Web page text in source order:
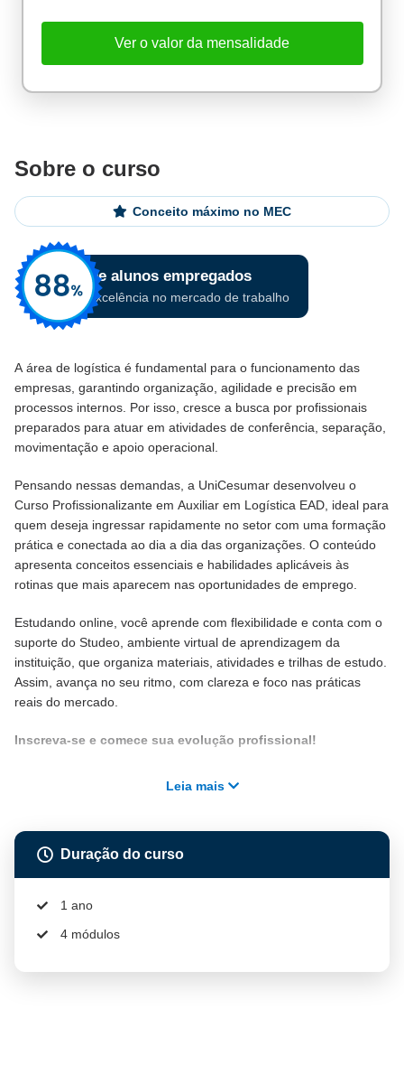
Sobre o curso
Conceito máximo no MEC
A área de logística é fundamental para o funcionamento das
empresas, garantindo organização, agilidade e precisão em
processos internos. Por isso, cresce a busca por profissionais
preparados para atuar em atividades de conferência, separação,
movimentação e apoio operacional.
Pensando nessas demandas, a UniCesumar desenvolveu o
Curso Profissionalizante em Auxiliar em Logística EAD, ideal para
quem deseja ingressar rapidamente no setor com uma formação
prática e conectada ao dia a dia das organizações. O conteúdo
apresenta conceitos essenciais e habilidades aplicáveis às
rotinas que mais aparecem nas oportunidades de emprego.
Estudando online, você aprende com flexibilidade e conta com o
suporte do Studeo, ambiente virtual de aprendizagem da
instituição, que organiza materiais, atividades e trilhas de estudo.
Assim, avança no seu ritmo, com clareza e foco nas práticas
reais do mercado.
Inscreva-se e comece sua evolução profissional!
Leia mais
Duração do curso
1 ano
4 módulos
Ver o valor da mensalidade